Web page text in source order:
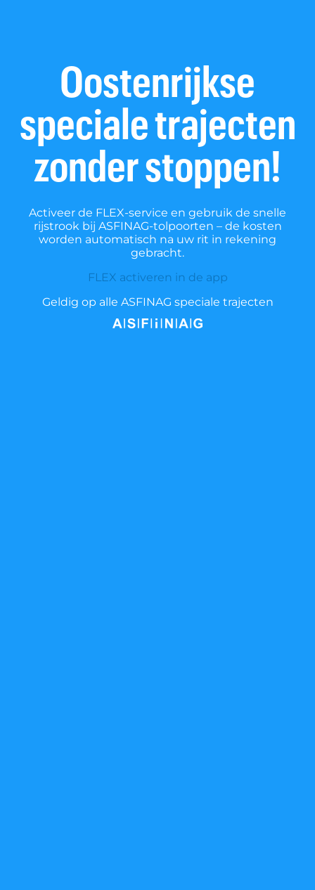
Oostenrijkse
speciale trajecten
zonder stoppen!
Activeer de FLEX-service en gebruik de snelle
rijstrook bij ASFINAG-tolpoorten – de kosten
worden automatisch na uw rit in rekening
gebracht.
FLEX activeren in de app
Geldig op alle ASFINAG speciale trajecten